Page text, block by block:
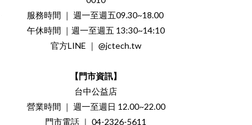
服務時間 ｜ 週一至週五09.30~18.00
午休時間 ｜週一至週五 13:30~14:10
官方LINE ｜ @jctech.tw
【門市資訊】
台中公益店
營業時間 ｜ 週一至週日 12.00~22.00
門市電話 ｜ 04-2326-5611